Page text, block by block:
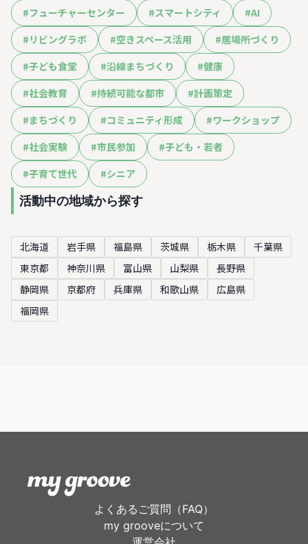
#フューチャーセンター #スマートシティ #AI
# リビングラボ #空きスペース活用 #居場所づくり
#子ども食堂 #沿線まちづくり #健康
#社会教育 #持続可能な都市 #計画策定
#まちづくり #コミュニティ形成 #ワークショップ
#社会実験 #市民参加 #子ども・若者
#子育て世代 #シニア
活動中の地域から探す
北海道 岩手県 福島県 茨城県 栃木県
千葉県
東京都
神奈川県 富山県 山梨県
長野県
静岡県
京都府 兵庫県 和歌山県
広島県
福岡県
よくあるご質問（FAQ）
my grooveについて